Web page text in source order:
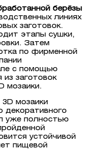
берёзы
линиях
заготовок.
этапы сушки,
Затем
по фирменной
с помощью
заготовок
мозаики.
мозаики
декоративного
уже полностью
устойчивой
пищевой